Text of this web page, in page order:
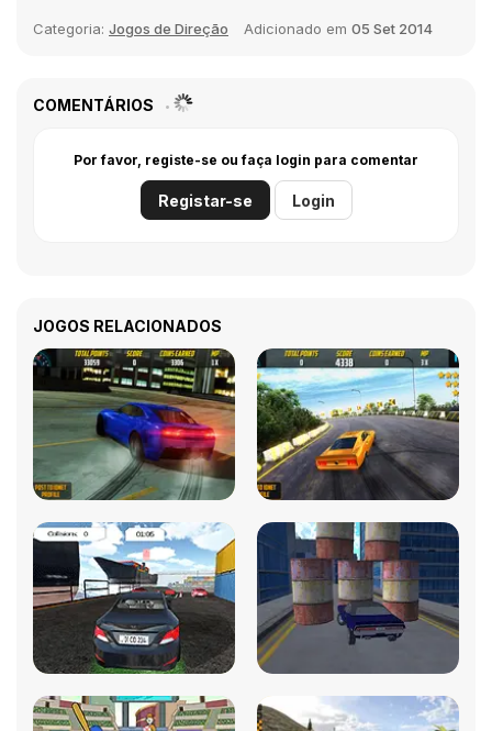
Categoria: Jogos de Direção Adicionado em 05 Set 2014
COMENTÁRIOS
Por favor, registe-se ou faça login para comentar
Registar-se Login
JOGOS RELACIONADOS